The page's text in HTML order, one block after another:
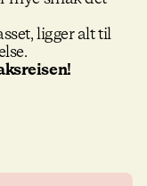
ligger alt til